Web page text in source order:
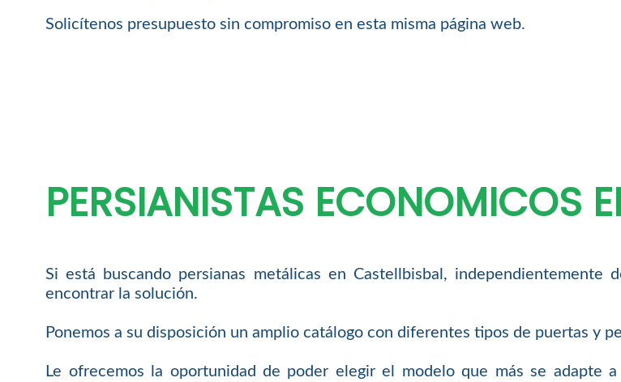
Solicítenos presupuesto sin compromiso en esta misma página web.
PERSIANISTAS ECONOMICOS
Si está buscando persianas metálicas en Castellbisbal,
encontrar la solución.
Ponemos a su disposición un amplio catálogo con diferentes tipos de puertas y
Le ofrecemos la oportunidad de poder elegir el modelo que más se adapte